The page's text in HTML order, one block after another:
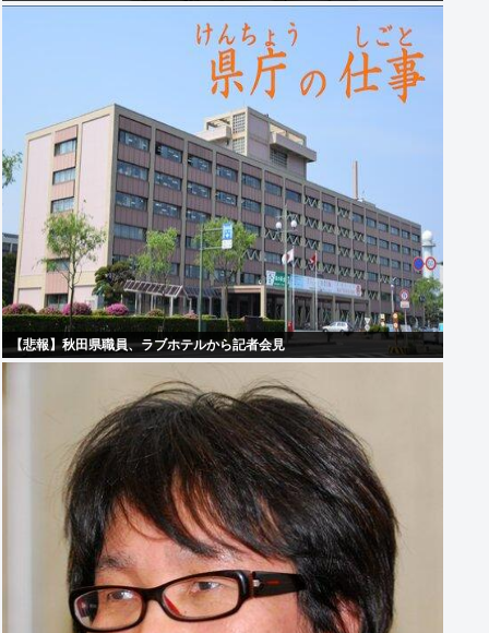
【悲報】秋田県職員、ラブホテルから記者会見